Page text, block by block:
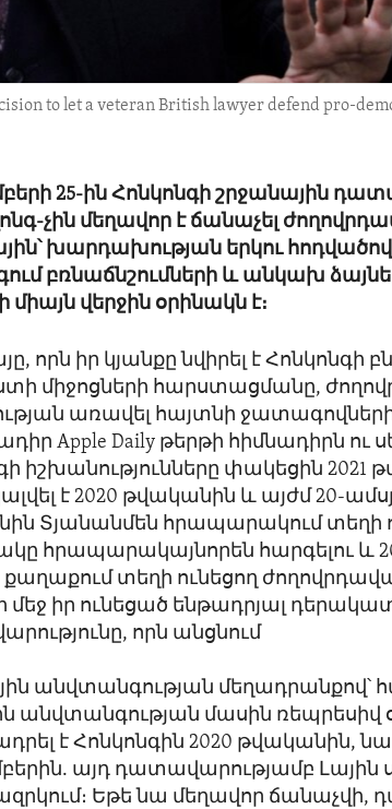
to let a veteran British lawyer defend pro-
25-ին Հոնկոնգի շրջանային
չին մեղավոր է ճանաչել
խարդախության երկու
բռնաճնշումների և անկախ
միայն վերջին օրինակն է։
որն իր կյանքը նվիրել է Հոնկոնգի
միջոցների հարստացմանը,
առավել հայտնի
Apple Daily թերթի հիմնադիրն
իշխանությունները փակեցին 2021
է 2020 թվականին և այժմ 20-
Տյանանմեն հրապարակում տեղի
հրապարակայնորեն հարգելու և
քաղաքում տեղի ունեցող
մեջ իր ունեցած ենթադրյալ
որն անցնում
անվտանգության մեղադրանքով՝
անվտանգության մասին ռեպրեսիվ
է Հոնկոնգին 2020 թվականին,
այդ դատավարությամբ Լային
Եթե նա մեղավոր ճանաչվի,